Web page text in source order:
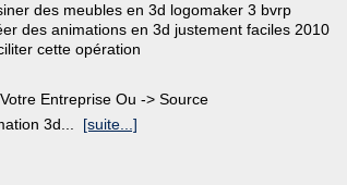
des meubles en 3d logomaker 3 bvrp
des animations en 3d justement faciles 2010
cette opération
Entreprise Ou -> Source
3d... [suite...]